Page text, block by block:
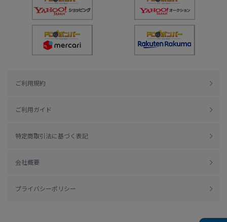
ご利用規約
ご利用ガイド
特定商取引法に基づく表記
会社概要
プライバシーポリシー